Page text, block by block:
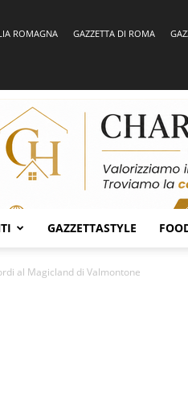
ROMAGNA GAZZETTA DI ROMA
GAZZETTASTYLE
al Magicland di Valmontone